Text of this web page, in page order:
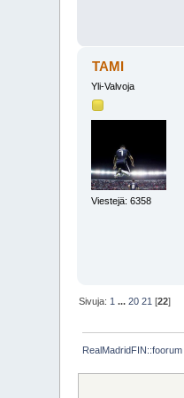
TAMI
Yli-Valvoja
Viestejä: 6358
Sivuja: 1 ...20 21 [22]
RealMadridFIN::foorum